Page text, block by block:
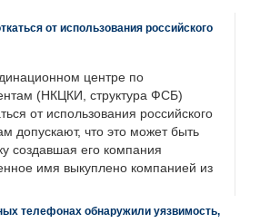
от использования российского
центре по
(НКЦКИ, структура ФСБ)
от использования российского
допускают, что это может быть
создавшая его компания
имя выкуплено компанией из
телефонах обнаружили уязвимость,